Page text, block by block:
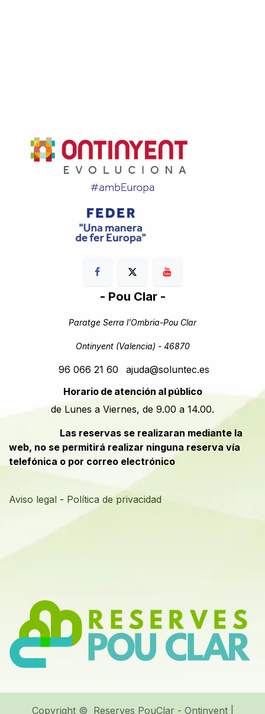
- Pou Clar -
Paratge Serra l'Ombria-Pou Clar
Ontinyent (Valencia) - 46870
96 066 21 60
ajuda@soluntec.es
Horario de atención al público
de Lunes a Viernes, de 9.00 a 14.00.
​​Las reservas se realizaran mediante la
web, no se permitirá realizar ninguna reserva vía
telefónica o por correo electrónico
Aviso legal - Política de privacidad
Copyright © Reserves PouClar - Ontinyent |